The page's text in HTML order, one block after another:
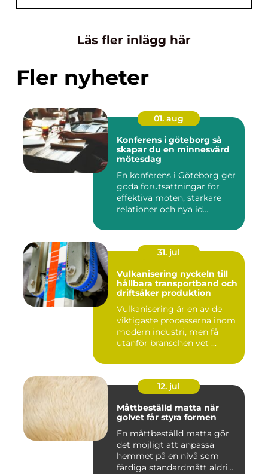
Läs fler inlägg här
Fler nyheter
01. aug
Konferens i göteborg så
skapar du en minnesvärd
mötesdag
En konferens i Göteborg ger
goda förutsättningar för
effektiva möten, starkare
relationer och nya id...
31. jul
Vulkanisering nyckeln till
hållbara transportband och
driftsäker produktion
Vulkanisering är en av de
viktigaste processerna inom
modern industri, men få
utanför branschen vet ...
12. jul
Måttbeställd matta när
golvet får styra formen
En måttbeställd matta gör
det möjligt att anpassa
hemmet på en nivå som
färdiga standardmått aldrig